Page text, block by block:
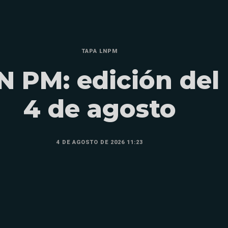
TAPA LNPM
PM: edición del
4 de agosto
4 DE AGOSTO DE 2026 11:23